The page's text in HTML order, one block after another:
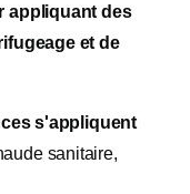
appliquant des
et de
s'appliquent
sanitaire,